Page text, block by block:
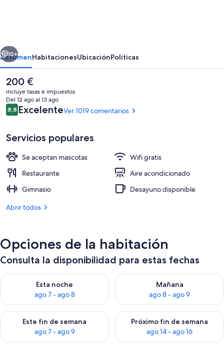
Gaslamp
Quarter
by
IHG
Punto de interés
Siguiente
10+
ResumenHabitacionesUbicaciónPolíticas
El
precio
actual
es
de
200 €
incluye tasas e impuestos
Del 12 ago al 13 ago
Comentarios
8,88,8 de 10
ExcelenteVer 1019 comentarios
Servicios populares
Se aceptan mascotas
Wifi gratis
Restaurante
Aire acondicionado
Gimnasio
Desayuno disponible
Abrir todos
Opciones de la habitación
Consulta la disponibilidad para estas fechas
Esta noche
ago 7 - ago 8
Consulta la disponibilidad para esta noche, ago 7 - ago 8
Mañana
ago 8 - ago 9
Consulta la disponibilidad
Este fin de semana
ago 7 - ago 9
Consulta la disponibilidad para este fin de semana, ago 7 -
Próximo fin de semana
ago 14 - ago 16
Consulta la disponibilidad